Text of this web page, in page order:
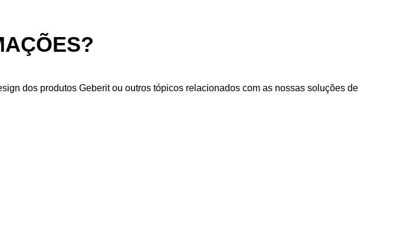
dos produtos Geberit ou outros tópicos relacionados com as nossas soluções de